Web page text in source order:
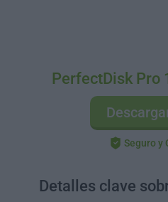
PerfectDisk Pro
Seguro y
Detalles clave